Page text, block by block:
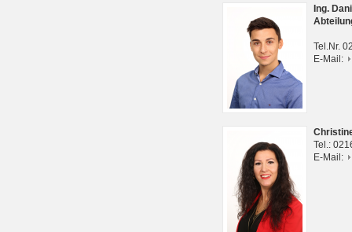
Ing.
Tel.Nr.
E-Mail:
Tel.:
E-Mail: